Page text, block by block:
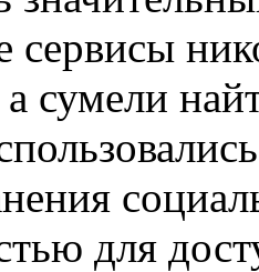
сервисы
а сумели
для